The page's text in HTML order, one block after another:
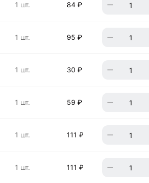
1 шт. 84 ₽
1 шт. 95 ₽
1 шт. 30 ₽
1 шт. 59 ₽
1 шт. 111 ₽
1 шт. 111 ₽